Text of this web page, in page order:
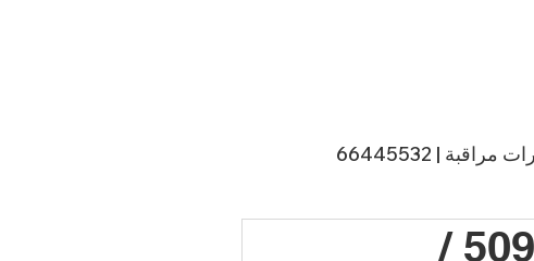
| 66445532
فني مقوي سيرفس النزهة / 50994997 /